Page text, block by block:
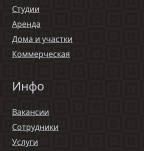
Студии
Аренда
Дома и участки
Коммерческая
Инфо
Вакансии
Сотрудники
Услуги